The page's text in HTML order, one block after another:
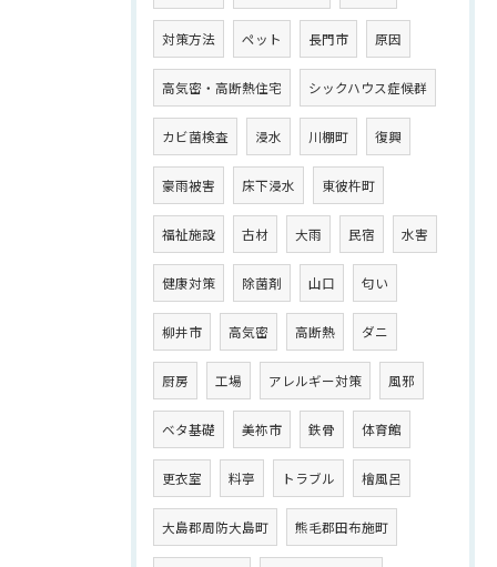
対策方法 ペット 長門市 原因
高気密・高断熱住宅 シックハウス症候群
カビ菌検査 浸水 川棚町 復興
豪雨被害 床下浸水 東彼杵町
福祉施設 古材 大雨 民宿 水害
健康対策 除菌剤 山口 匂い
柳井市 高気密 高断熱 ダニ
厨房 工場 アレルギー対策 風邪
ベタ基礎 美祢市 鉄骨 体育館
更衣室 料亭 トラブル 檜風呂
大島郡周防大島町 熊毛郡田布施町